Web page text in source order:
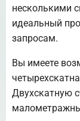
несколькими
идеальный
запросам.
Вы имеете
Двухскатную